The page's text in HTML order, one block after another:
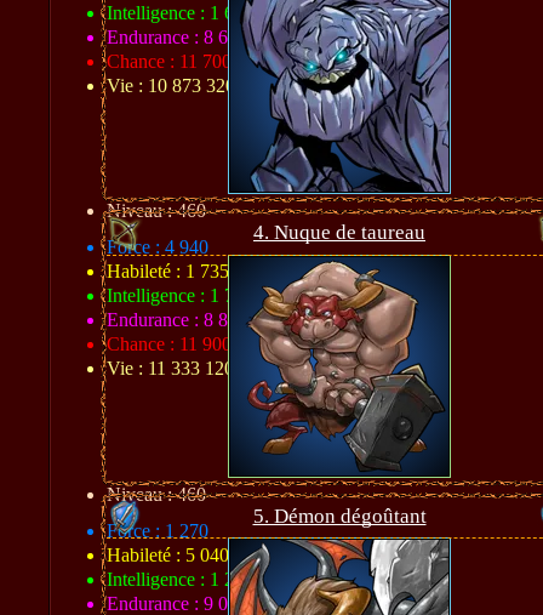
Intelligence : 1 675
Endurance : 8 664
Chance : 11 700
Vie : 10 873 320
Niveau : 460
Force : 4 940
Habileté : 1 735
Intelligence : 1 710
Endurance : 8 854
Chance : 11 900
Vie : 11 333 120
4. Nuque de taureau
Niveau : 460
Force : 1 270
Habileté : 5 040
Intelligence : 1 260
Endurance : 9 044
5. Démon dégoûtant